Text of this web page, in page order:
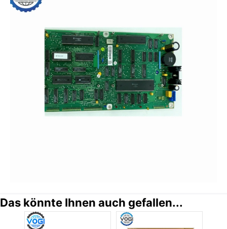
Das könnte Ihnen auch gefallen...